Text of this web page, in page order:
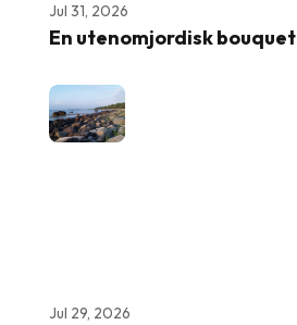
Jul 31, 2026
En utenomjordisk bouquet
Jul 29, 2026